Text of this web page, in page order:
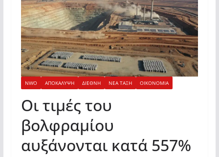
NWO ΑΠΟΚΑΛΥΨΗ ΔΙΕΘΝΗ ΝΕΑ ΤΑΞΗ ΟΙΚΟΝΟΜΙΑ
Οι τιμές του
βολφραμίου
αυξάνονται κατά 557%